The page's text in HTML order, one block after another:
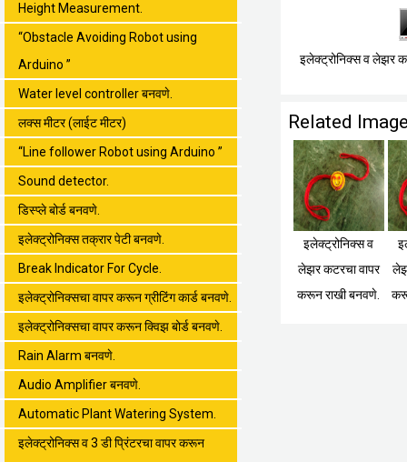
Height Measurement.
“Obstacle Avoiding Robot using
Arduino ”
Water level controller बनवणे.
लक्स मीटर (लाईट मीटर)
“Line follower Robot using Arduino ”
Sound detector.
डिस्प्ले बोर्ड बनवणे.
इलेक्ट्रोनिक्स तक्रार पेटी बनवणे.
Break Indicator For Cycle.
इलेक्ट्रोनिक्सचा वापर करून ग्रीटिंग कार्ड बनवणे.
इलेक्ट्रोनिक्सचा वापर करून क्विझ बोर्ड बनवणे.
Rain Alarm बनवणे.
Audio Amplifier बनवणे.
Automatic Plant Watering System.
इलेक्ट्रोनिक्स व 3 डी प्रिंटरचा वापर करून
इलेक्ट्रोनिक्स व लेझर
Related
इलेक्ट्रोनिक्स व
लेझर कटरचा वापर
करून राखी बनवणे.